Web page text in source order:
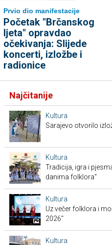
Prvio dio manifestacije
Početak "Brčanskog
ljeta" opravdao
očekivanja: Slijede
koncerti, izložbe i
radionice
Najčitanije
Kultura
Sarajevo otvorilo
Kultura
Tradicija, igra i
danima folklora"
Kultura
Uz večer folklora i
2026"
Kultura